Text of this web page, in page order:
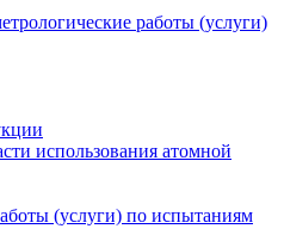
работы (услуги)
использования атомной
(услуги) по испытаниям